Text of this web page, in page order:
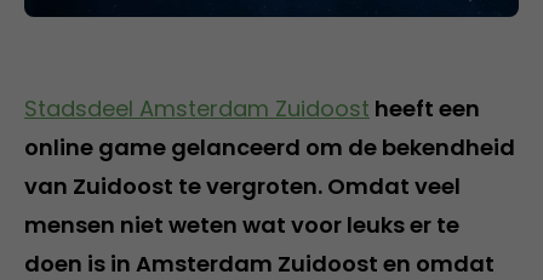
Stadsdeel Amsterdam Zuidoost heeft een
online game gelanceerd om de bekendheid
van Zuidoost te vergroten. Omdat veel
mensen niet weten wat voor leuks er te
doen is in Amsterdam Zuidoost en omdat